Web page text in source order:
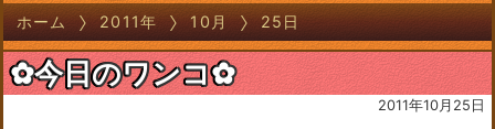
ホーム 2011年 10月 25日
✿今日のワンコ✿
2011年10月25日